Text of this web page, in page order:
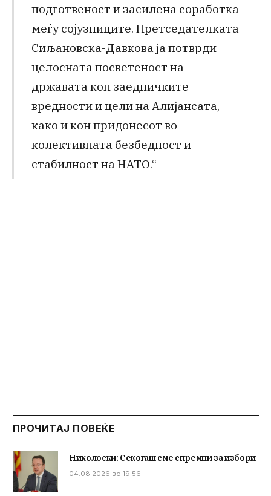
подготвеност и засилена соработка
меѓу сојузниците. Претседателката
Сиљановска-Давкова ја потврди
целосната посветеност на
државата кон заедничките
вредности и цели на Алијансата,
како и кон придонесот во
колективната безбедност и
стабилност на НАТО.“
ПРОЧИТАЈ ПОВЕЌЕ
Николоски: Секогаш сме спремни за избори
04.08.2026 во 19:56